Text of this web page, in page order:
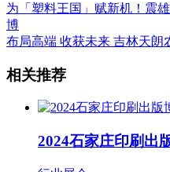
为「塑料王国」赋新机！震
博
布局高端 收获未来 吉林天朗
相关推荐
2024石家庄印刷出